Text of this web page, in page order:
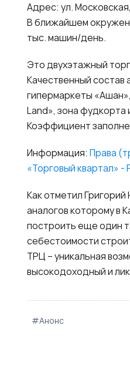
Адрес: ул.
В ближайшем
тыс. машин/день.
Это двухэтажный
Качественный
гипермаркеты
Land», зона фудкорта
Коэффициент
Информация: Права
«Торговый квартал»
Как отметил
аналогов которому в
построить еще один
себестоимости
ТРЦ – уникальная
высокодоходный и
#Анонс